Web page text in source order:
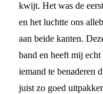
kwijt. Het was de
en het luchtte ons
aan beide kanten.
band en heeft mij
iemand te benaderen
juist zo goed